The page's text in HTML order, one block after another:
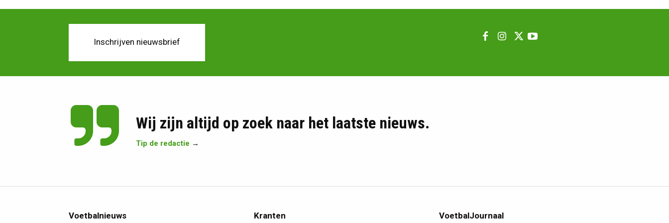
Inschrijven nieuwsbrief
Wij zijn altijd op zoek naar het laatste nieuws.
Tip de redactie →
Voetbalnieuws Kranten VoetbalJournaal